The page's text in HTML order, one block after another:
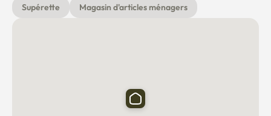
dépenses administratives supplémentaires peuvent être
✔️ Il est à 1 minute de la sortie 3 de la gare de Suwon.
Supérette
Magasin d'articles ménagers